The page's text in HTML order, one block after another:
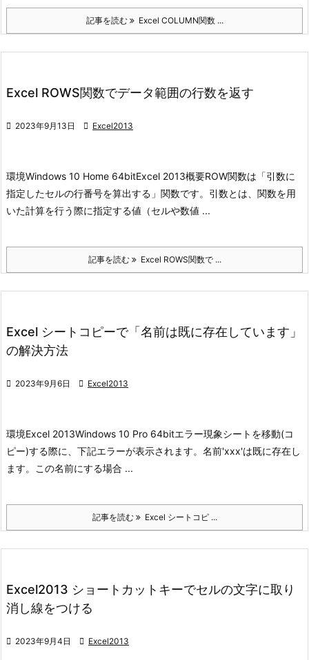
記事を読む Excel COLUMN関数 ...
Excel ROWS関数でデータ範囲の行数を返す
 2023年9月13日  Excel2013
環境Windows 10 Home 64bitExcel 2013概要ROW関数は「引数に
指定したセルの行番号を算出する」関数です。引数とは、関数を用
いた計算を行う際に指定する値（セルや数値 ...
記事を読む Excel ROWS関数で ...
Excel シートコピーで「名前は既に存在しています」
の解決方法
 2023年9月6日  Excel2013
環境Excel 2013Windows 10 Pro 64bitエラー現象シートを移動(コ
ピー)する際に、下記エラーが表示されます。 名前'xxx'は既に存在し
ます。この名前にする場合 ...
記事を読む Excel シートコピ ...
Excel2013 ショートカットキーでセルの文字に取り
消し線をつける
 2023年9月4日  Excel2013